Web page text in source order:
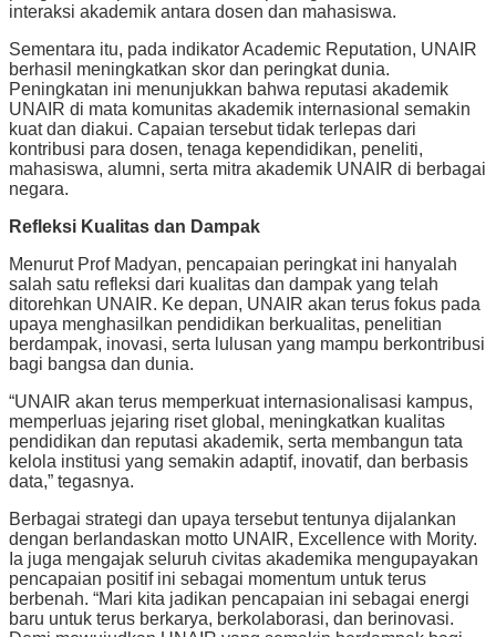
interaksi akademik antara dosen dan mahasiswa.
Sementara itu, pada indikator Academic Reputation, UNAIR
berhasil meningkatkan skor dan peringkat dunia.
Peningkatan ini menunjukkan bahwa reputasi akademik
UNAIR di mata komunitas akademik internasional semakin
kuat dan diakui. Capaian tersebut tidak terlepas dari
kontribusi para dosen, tenaga kependidikan, peneliti,
mahasiswa, alumni, serta mitra akademik UNAIR di berbagai
negara.
Refleksi Kualitas dan Dampak
Menurut Prof Madyan, pencapaian peringkat ini hanyalah
salah satu refleksi dari kualitas dan dampak yang telah
ditorehkan UNAIR. Ke depan, UNAIR akan terus fokus pada
upaya menghasilkan pendidikan berkualitas, penelitian
berdampak, inovasi, serta lulusan yang mampu berkontribusi
bagi bangsa dan dunia.
“UNAIR akan terus memperkuat internasionalisasi kampus,
memperluas jejaring riset global, meningkatkan kualitas
pendidikan dan reputasi akademik, serta membangun tata
kelola institusi yang semakin adaptif, inovatif, dan berbasis
data,” tegasnya.
Berbagai strategi dan upaya tersebut tentunya dijalankan
dengan berlandaskan motto UNAIR, Excellence with Mority.
Ia juga mengajak seluruh civitas akademika mengupayakan
pencapaian positif ini sebagai momentum untuk terus
berbenah. “Mari kita jadikan pencapaian ini sebagai energi
baru untuk terus berkarya, berkolaborasi, dan berinovasi.